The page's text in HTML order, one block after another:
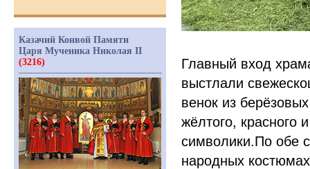
Главный вход
выстлали
венок из
жёлтого, красного
символики.По обе
народных
Казачий Конвой Памяти
Царя Мученика Николая II
(3216)